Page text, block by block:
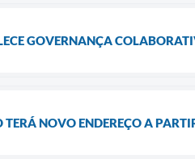
GOVERNANÇA
NOVO ENDEREÇO A